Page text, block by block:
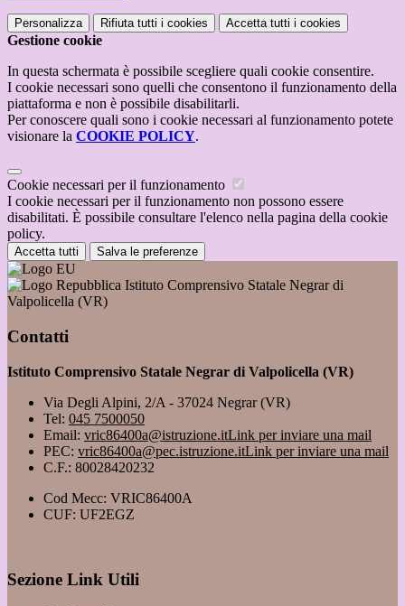
Personalizza Rifiuta tutti i cookies Accetta tutti i cookies
Gestione cookie
In questa schermata è possibile scegliere quali cookie consentire.
I cookie necessari sono quelli che consentono il funzionamento della
piattaforma e non è possibile disabilitarli.
Per conoscere quali sono i cookie necessari al funzionamento potete
visionare la COOKIE POLICY.
Cookie necessari per il funzionamento
I cookie necessari per il funzionamento non possono essere
disabilitati. È possibile consultare l'elenco nella pagina della cookie
policy.
Accetta tutti Salva le preferenze
Istituto Comprensivo Statale Negrar di
Valpolicella (VR)
Contatti
Istituto Comprensivo Statale Negrar di Valpolicella (VR)
Via Degli Alpini, 2/A - 37024 Negrar (VR)
Tel: 045 7500050
Email: vric86400a@istruzione.itLink per inviare una mail
PEC: vric86400a@pec.istruzione.itLink per inviare una mail
C.F.: 80028420232
Cod Mecc: VRIC86400A
CUF: UF2EGZ
Sezione Link Utili